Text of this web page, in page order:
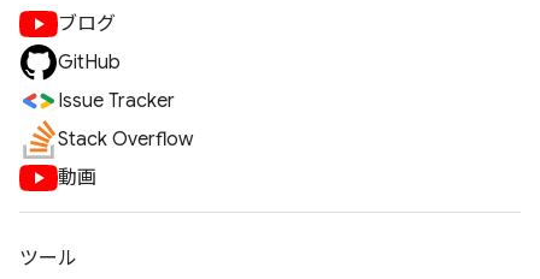
ブログ
GitHub
Issue Tracker
Stack Overflow
動画
ツール